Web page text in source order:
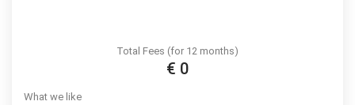
Total Fees (for 12 months)
€ 0
What we like